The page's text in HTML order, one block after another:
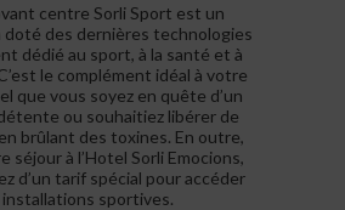
centre Sorli Sport est un
doté des dernières technologies
dédié au sport, à la santé et à
le complément idéal à votre
que vous soyez en quête d’un
ou souhaitiez libérer de
brûlant des toxines. En outre,
séjour à l’Hotel Sorli Emocions,
d’un tarif spécial pour accéder
installations sportives.